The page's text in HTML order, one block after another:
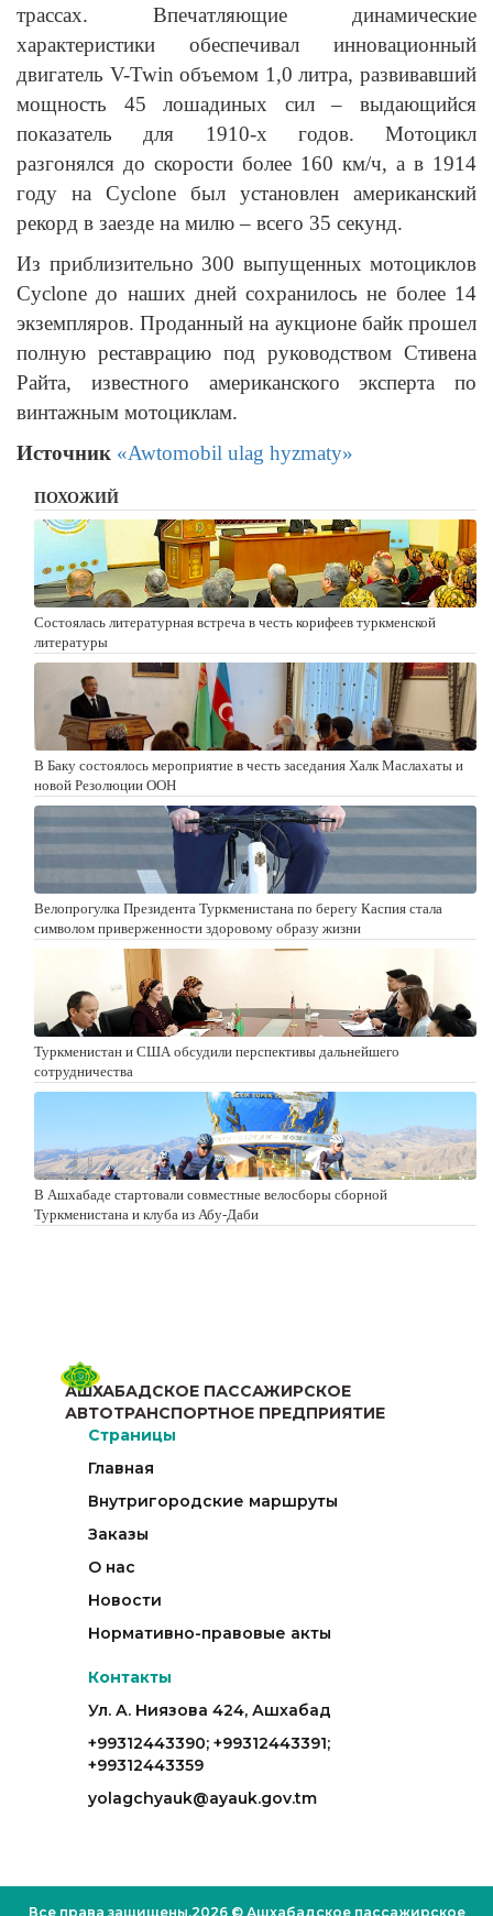
трассах. Впечатляющие динамические
характеристики обеспечивал инновационный
двигатель V-Twin объемом 1,0 литра, развивавший
мощность 45 лошадиных сил – выдающийся
показатель для 1910-х годов. Мотоцикл
разгонялся до скорости более 160 км/ч, а в 1914
году на Cyclone был установлен американский
рекорд в заезде на милю – всего 35 секунд.
Из приблизительно 300 выпущенных мотоциклов
Cyclone до наших дней сохранилось не более 14
экземпляров. Проданный на аукционе байк прошел
полную реставрацию под руководством Стивена
Райта, известного американского эксперта по
винтажным мотоциклам.
Источник «Awtomobil ulag hyzmaty»
ПОХОЖИЙ
Состоялась литературная встреча в честь корифеев туркменской
литературы
В Баку состоялось мероприятие в честь заседания Халк Маслахаты и
новой Резолюции ООН
Велопрогулка Президента Туркменистана по берегу Каспия стала
символом приверженности здоровому образу жизни
Туркменистан и США обсудили перспективы дальнейшего
сотрудничества
В Ашхабаде стартовали совместные велосборы сборной
Туркменистана и клуба из Абу-Даби
АШХАБАДСКОЕ ПАССАЖИРСКОЕ
АВТОТРАНСПОРТНОЕ ПРЕДПРИЯТИЕ
Страницы
Главная
Внутригородские маршруты
Заказы
О нас
Новости
Нормативно-правовые акты
Контакты
Ул. А. Ниязова 424, Ашхабад
+99312443390; +99312443391;
+99312443359
yolagchyauk@ayauk.gov.tm
Все права защищены.2026 © Ашхабадское пассажирское